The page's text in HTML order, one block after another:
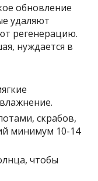
обновление
удаляют
регенерацию.
нуждается в
скрабов,
минимум 10-14
чтобы